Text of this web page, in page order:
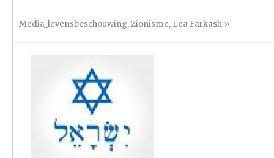
Media_levensbeschouwing,Zionisme, Lea Farkash »